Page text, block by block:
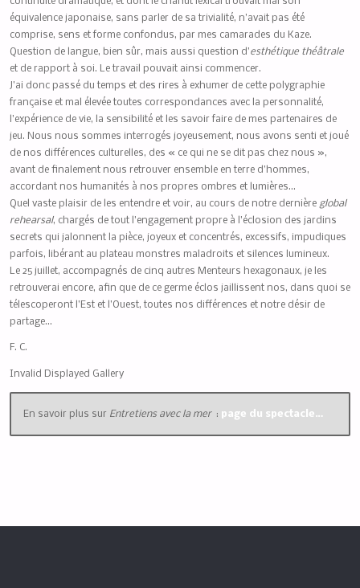
équivalence japonaise, sans parler de sa trivialité, n’avait pas été
comprise, sens et forme confondus, par mes camarades du Kaze.
Question de langue, bien sûr, mais aussi question d’esthétique théâtrale
et de rapport à soi. Le travail pouvait ainsi commencer.
J’ai donc passé du temps et des rires à exhumer de cette polygraphie
française et mal élevée toutes correspondances avec la personnalité,
l’expérience de vie, la sensibilité et les savoir faire de mes partenaires de
jeu. Nous nous sommes interrogés joyeusement, nous avons senti et joué
de nos différences culturelles, des « ce qui ne se dit pas chez nous »,
avant de finalement nous retrouver ensemble en terre d’hommes,
accordant nos humanités à nos propres ombres et lumières…
Quel vaste plaisir de les entendre et voir, au cours de notre dernière global
rehearsal, chargés de tout l’engagement propre à l’éclosion des jardins
secrets qui jalonnent la pièce, joyeux et concentrés, excessifs, impudiques
parfois, libérant au plateau monstres maladroits et silences lumineux.
Le 25 juillet, accompagnés de cinq autres Menteurs hexagonaux, je les
retrouverai encore, afin que de ce germe éclos jaillissent nos, dans quoi se
télescoperont l’Est et l’Ouest, toutes nos différences et notre désir de
partage…
F. C.
Invalid Displayed Gallery
En savoir plus sur Entretiens avec la mer: page du spectacle…